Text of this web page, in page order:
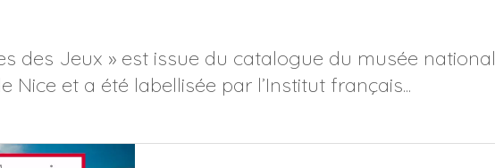
des Jeux » est issue du catalogue du musée national
Nice et a été labellisée par l’Institut français...